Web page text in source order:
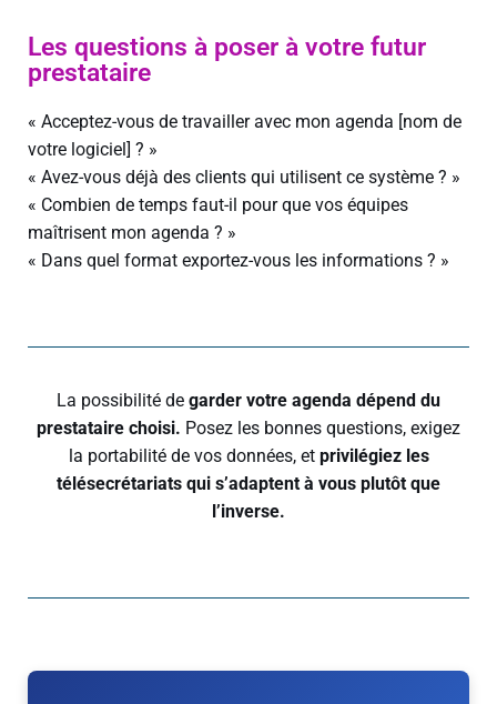
Les questions à poser à votre futur
prestataire
« Acceptez-vous de travailler avec mon agenda [nom de
votre logiciel] ? »
« Avez-vous déjà des clients qui utilisent ce système ? »
« Combien de temps faut-il pour que vos équipes
maîtrisent mon agenda ? »
« Dans quel format exportez-vous les informations ? »
La possibilité de garder votre agenda dépend du
prestataire choisi. Posez les bonnes questions, exigez
la portabilité de vos données, et privilégiez les
télésecrétariats qui s’adaptent à vous plutôt que
l’inverse.